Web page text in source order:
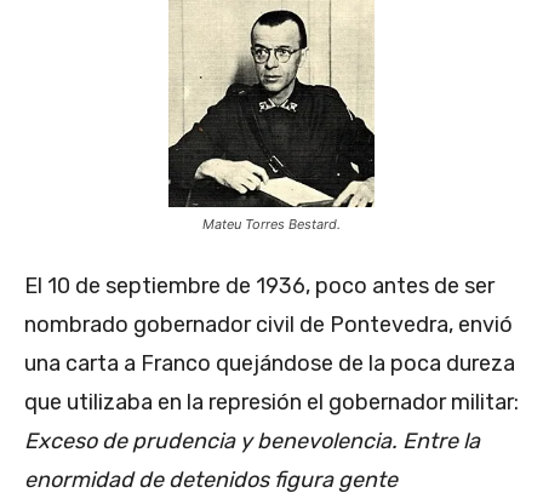
Mateu Torres Bestard.
El 10 de septiembre de 1936, poco antes de ser
nombrado gobernador civil de Pontevedra, envió
una carta a Franco quejándose de la poca dureza
que utilizaba en la represión el gobernador militar:
Exceso de prudencia y benevolencia. Entre la
enormidad de detenidos figura gente